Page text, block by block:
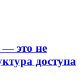
это не
доступа